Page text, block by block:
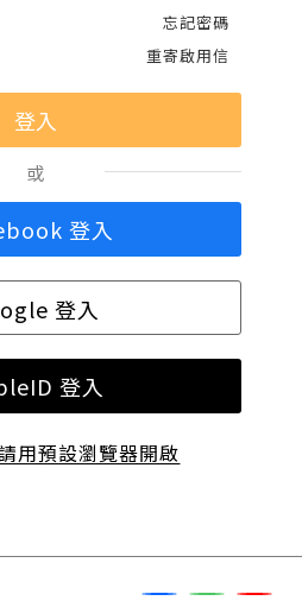
忘記密碼
重寄啟用信
或
登入
登入
登入
用預設瀏覽器開啟